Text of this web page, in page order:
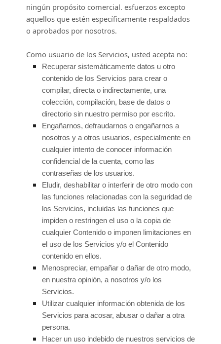
ningún propósito comercial. esfuerzosexcepto
aquellos que estén específicamente respaldados
o aprobados por nosotros.
Como usuario de los Servicios, usted acepta no:
Recuperar sistemáticamente datos u otro
contenido de los Servicios para crear o
compilar, directa o indirectamente, una
colección, compilación, base de datos o
directorio sin nuestro permiso por escrito.
Engañarnos, defraudarnos o engañarnos a
nosotros y a otros usuarios, especialmente en
cualquier intento de conocer información
confidencial de la cuenta, como las
contraseñas de los usuarios.
Eludir, deshabilitar o interferir de otro modo con
las funciones relacionadas con la seguridad de
los Servicios, incluidas las funciones que
impiden o restringen el uso o la copia de
cualquier Contenido o imponen limitaciones en
el uso de los Servicios y/o el Contenido
contenido en ellos.
Menospreciar, empañar o dañar de otro modo,
en nuestra opinión, a nosotros y/o los
Servicios.
Utilizar cualquier información obtenida de los
Servicios para acosar, abusar o dañar a otra
persona.
Hacer un uso indebido de nuestros servicios de